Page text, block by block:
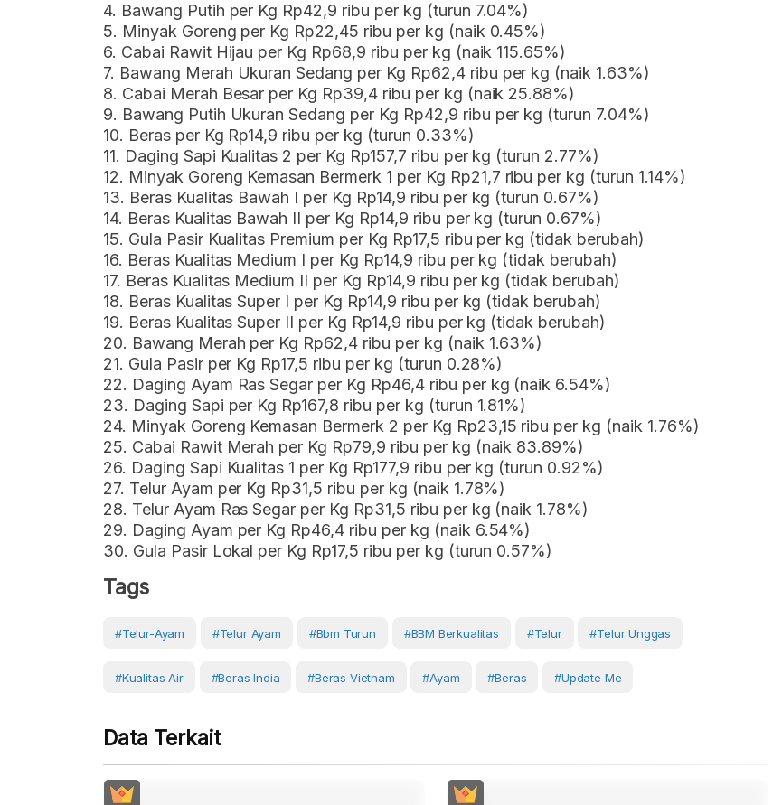
4. Bawang Putih per Kg Rp42,9 ribu per kg (turun 7.04%)
5. Minyak Goreng per Kg Rp22,45 ribu per kg (naik 0.45%)
6. Cabai Rawit Hijau per Kg Rp68,9 ribu per kg (naik 115.65%)
7. Bawang Merah Ukuran Sedang per Kg Rp62,4 ribu per kg (naik 1.63%)
8. Cabai Merah Besar per Kg Rp39,4 ribu per kg (naik 25.88%)
9. Bawang Putih Ukuran Sedang per Kg Rp42,9 ribu per kg (turun 7.04%)
10. Beras per Kg Rp14,9 ribu per kg (turun 0.33%)
11. Daging Sapi Kualitas 2 per Kg Rp157,7 ribu per kg (turun 2.77%)
12. Minyak Goreng Kemasan Bermerk 1 per Kg Rp21,7 ribu per kg (turun 1.14%)
13. Beras Kualitas Bawah I per Kg Rp14,9 ribu per kg (turun 0.67%)
14. Beras Kualitas Bawah II per Kg Rp14,9 ribu per kg (turun 0.67%)
15. Gula Pasir Kualitas Premium per Kg Rp17,5 ribu per kg (tidak berubah)
16. Beras Kualitas Medium I per Kg Rp14,9 ribu per kg (tidak berubah)
17. Beras Kualitas Medium II per Kg Rp14,9 ribu per kg (tidak berubah)
18. Beras Kualitas Super I per Kg Rp14,9 ribu per kg (tidak berubah)
19. Beras Kualitas Super II per Kg Rp14,9 ribu per kg (tidak berubah)
20. Bawang Merah per Kg Rp62,4 ribu per kg (naik 1.63%)
21. Gula Pasir per Kg Rp17,5 ribu per kg (turun 0.28%)
22. Daging Ayam Ras Segar per Kg Rp46,4 ribu per kg (naik 6.54%)
23. Daging Sapi per Kg Rp167,8 ribu per kg (turun 1.81%)
24. Minyak Goreng Kemasan Bermerk 2 per Kg Rp23,15 ribu per kg (naik 1.76%)
25. Cabai Rawit Merah per Kg Rp79,9 ribu per kg (naik 83.89%)
26. Daging Sapi Kualitas 1 per Kg Rp177,9 ribu per kg (turun 0.92%)
27. Telur Ayam per Kg Rp31,5 ribu per kg (naik 1.78%)
28. Telur Ayam Ras Segar per Kg Rp31,5 ribu per kg (naik 1.78%)
29. Daging Ayam per Kg Rp46,4 ribu per kg (naik 6.54%)
30. Gula Pasir Lokal per Kg Rp17,5 ribu per kg (turun 0.57%)
Tags
#telur-Ayam #Telur Ayam #bbm Turun #BBM Berkualitas #telur #telur Unggas
#kualitas Air #beras India #beras Vietnam #Ayam #Beras #Update Me
Data Terkait